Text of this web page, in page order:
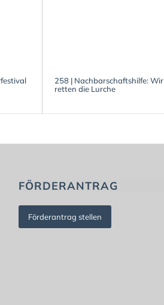
258 | Nachbarschaftshilfe: Wir
retten die Lurche
FÖRDERANTRAG
Förderantrag stellen